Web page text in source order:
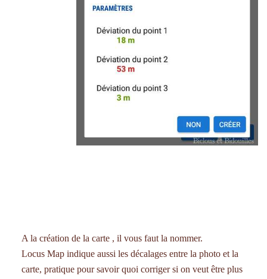
A la création de la carte , il vous faut la nommer.
Locus Map indique aussi les décalages entre la photo et la
carte, pratique pour savoir quoi corriger si on veut être plus